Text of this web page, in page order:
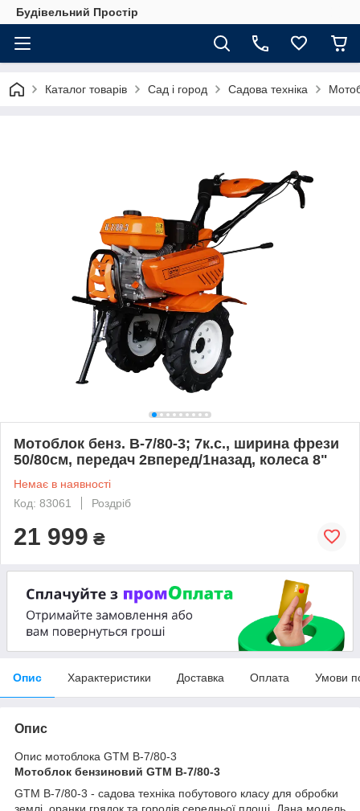
Будівельний Простір
Каталог товарів Сад і город Садова техніка
Мотоблок бенз. B-7/80-3; 7к.с., ширина фрези
50/80см, передач 2вперед/1назад, колеса 8"
Немає в наявності
Код: 83061
Роздріб
21 999 ₴
Опис Характеристики Доставка Оплата Умови
Опис
Опис мотоблока GTM B-7/80-3
Мотоблок бензиновий GTM B-7/80-3
GTM B-7/80-3 - садова техніка побутового класу для обробки